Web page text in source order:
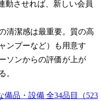
動させれば、新しい会員
清潔感は最重要。質の高
ンプーなど）も用意す
ソンからの評価が上が
。
品・設備 全34品目（523